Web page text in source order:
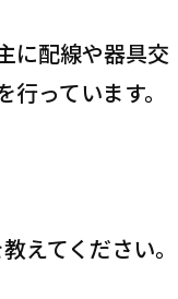
に配線や器具交
っています。
えてください。